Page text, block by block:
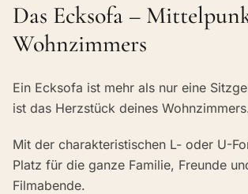
Das Ecksofa –
Wohnzimmers
Ein Ecksofa ist mehr als nur eine
ist das Herzstück deines
Mit der charakteristischen L- oder U-
Platz für die ganze Familie, Freunde
Filmabende.